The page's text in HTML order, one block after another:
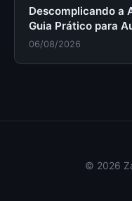
Descomplicando a
Guia Prático para
06/08/2026
© 2026